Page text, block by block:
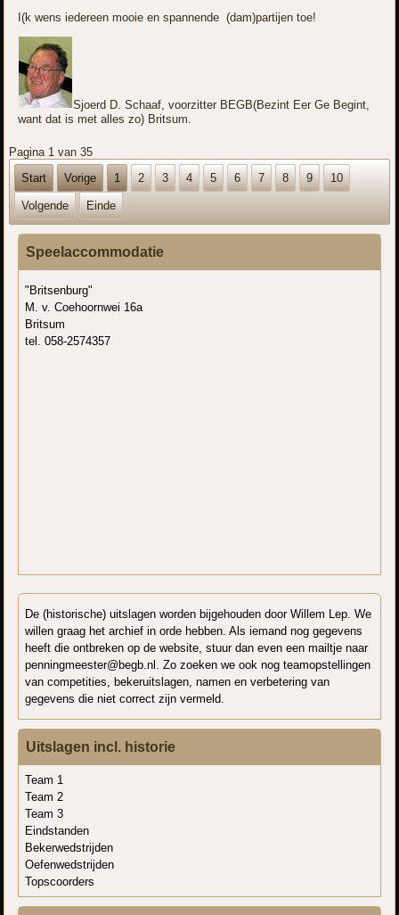
I(k wens iedereen mooie en spannende (dam)partijen toe!
Sjoerd D. Schaaf, voorzitter BEGB(Bezint Eer Ge Begint,
want dat is met alles zo) Britsum.
Pagina 1 van 35
Start
Vorige 1 2 3 4 5 6 7 8 9 10
Volgende Einde
Speelaccommodatie
"Britsenburg"
M. v. Coehoornwei 16a
Britsum
tel. 058-2574357
De (historische) uitslagen worden bijgehouden door Willem Lep. We
willen graag het archief in orde hebben. Als iemand nog gegevens
heeft die ontbreken op de website, stuur dan even een mailtje naar
penningmeester@begb.nl. Zo zoeken we ook nog teamopstellingen
van competities, bekeruitslagen, namen en verbetering van
gegevens die niet correct zijn vermeld.
Uitslagen incl. historie
Team 1
Team 2
Team 3
Eindstanden
Bekerwedstrijden
Oefenwedstrijden
Topscoorders